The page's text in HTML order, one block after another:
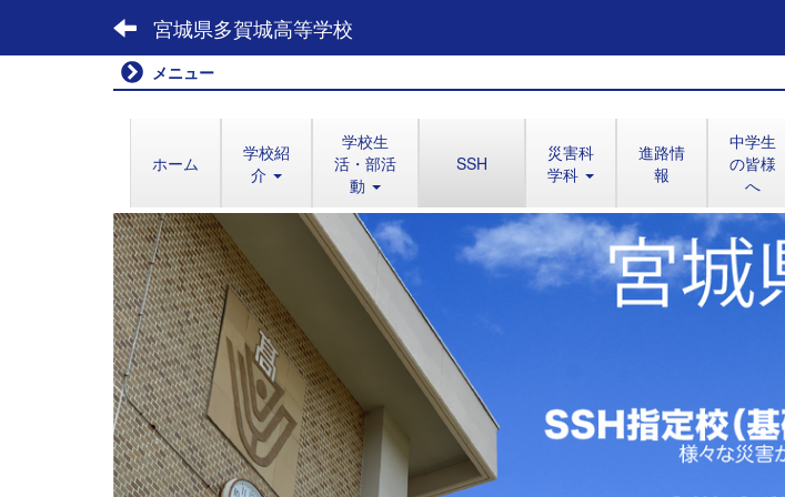
宮城県多賀城高等学校
メニュー
ホーム
学校紹
介
学校生
活・部活
動
SSH
災害科
学科
進路情
報
中学生
の皆様
へ